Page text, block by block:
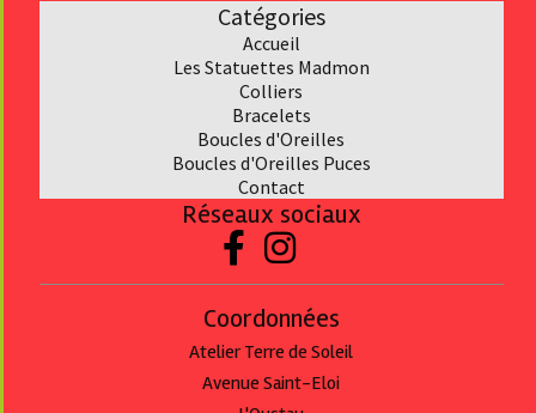
Catégories
Accueil
Les Statuettes Madmon
Colliers
Bracelets
Boucles d'Oreilles
Boucles d'Oreilles Puces
Contact
Réseaux sociaux
 
Coordonnées
Atelier Terre de Soleil
Avenue Saint-Eloi